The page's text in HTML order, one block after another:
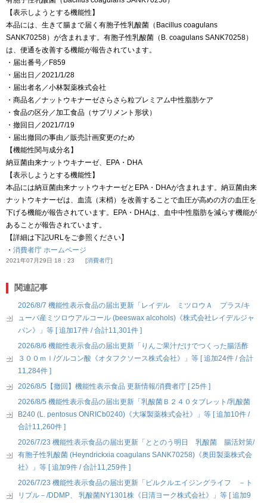
【表示しようとする機能性】
本品には、生きて腸まで届く有胞子性乳酸菌（Bacillus coagulans
SANK70258）が含まれます。有胞子性乳酸菌（B. coagulans SANK70258）
は、便通を改善する機能が報告されています。
・届出番号／F859
・届出日／2021/1/28
・届出者名／小林製薬株式会社
・商品名／ナットウキナーゼさらさら粒プレミアム中性脂肪ケア
・食品の区分／加工食品（サプリメント形状）
・撤回日／2021/7/19
・届出撤回の事由／販売計画変更のため
【機能性関与成分名】
納豆菌由来ナットウキナーゼ、EPA・DHA
【表示しようとする機能性】
本品には納豆菌由来ナットウキナーゼとEPA・DHAが含まれます。納豆菌由来
ナットウキナーゼは、血流（末梢）を改善することで血圧が高めの方の血圧を
下げる機能が報告されています。EPA・DHAは、血中中性脂肪を減らす機能が
あることが報告されています。
【詳細は下記URLをご参照ください】
・ 消費者庁 ホームページ
2021年07月29日 18：23 消費者庁
関連記事
2026/8/7 機能性表示食品の届出更新「レイデル ミツロウＡ プラス/キ
ューバ産ミツロウアルコール (beeswax alcohols)《株式会社レイデルジャ
パン》」等 [ 追加17件 / 合計11,301件 ]
2026/8/6 機能性表示食品の届出更新「りんご果汁だけでつくった腸活酢
３００ｍｌ/グルコン酸《オタフクソース株式会社》」等 [ 追加24件 / 合計
11,284件 ]
2026/8/5【撤回】機能性表示食品 更新情報/消費者庁 [ 25件 ]
2026/8/5 機能性表示食品の届出更新「乳酸菌Ｂ２４０タブレット/乳酸菌
B240 (L. pentosus ONRICb0240)《大塚製薬株式会社》」等 [ 追加10件 /
合計11,260件 ]
2026/7/23 機能性表示食品の届出更新「ととのう明日 乳酸菌 腸活対策/
有胞子性乳酸菌 (Heyndrickxia coagulans SANK70258)《奥田製薬株式会
社》」等 [ 追加9件 / 合計11,259件 ]
2026/7/23 機能性表示食品の届出更新「ピルクルエイジングライフ －ト
リプル－/DDMP、 乳酸菌NY1301株《日清ヨーク株式会社》」等 [ 追加9